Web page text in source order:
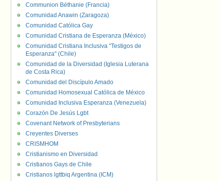
Communion Béthanie (Francia)
Comunidad Anawin (Zaragoza)
Comunidad Católica Gay
Comunidad Cristiana de Esperanza (México)
Comunidad Cristiana Inclusiva "Testigos de
Esperanza" (Chile)
Comunidad de la Diversidad (Iglesia Luterana
de Costa Rica)
Comunidad del Discípulo Amado
Comunidad Homosexual Católica de México
Comunidad Inclusiva Esperanza (Venezuela)
Corazón De Jesús Lgbt
Covenant Network of Presbyterians
Creyentes Diverses
CRISMHOM
Cristianismo en Diversidad
Cristianos Gays de Chile
Cristianos lgttbiq Argentina (ICM)